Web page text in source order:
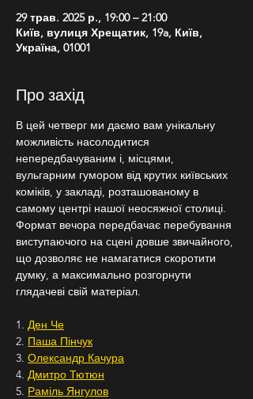
29 трав. 2025 р., 19:00 – 21:00
Київ, вулиця Хрещатик, 19a, Київ,
Україна, 01001
Про захід
В цей четверг ми даємо вам унікальну
можливість насолодитися
непередбачуваним і, місцями,
вульгарним гумором від крутих київських
коміків, у закладі, розташованому в
самому центрі нашої неосяжної столиці.
Формат вечора передбачає перебування
виступаючого на сцені довше звичайного,
що дозволяє не намагатися скоротити
думку, а максимально розгорнути
глядачеві свій матеріал.
1. Ден Че
2. Паша Пінчук
3. Олександр Качура
4. Дмитро Тютюн
5. Раміль Янгулов